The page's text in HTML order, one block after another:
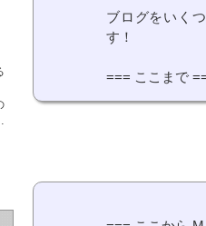
ブログをいく
す！
=== ここまで